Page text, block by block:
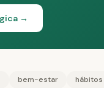
→
bem-estar hábitos